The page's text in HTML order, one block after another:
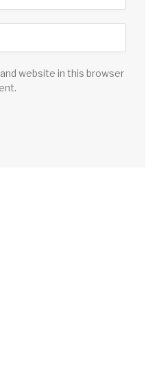
website in this browser